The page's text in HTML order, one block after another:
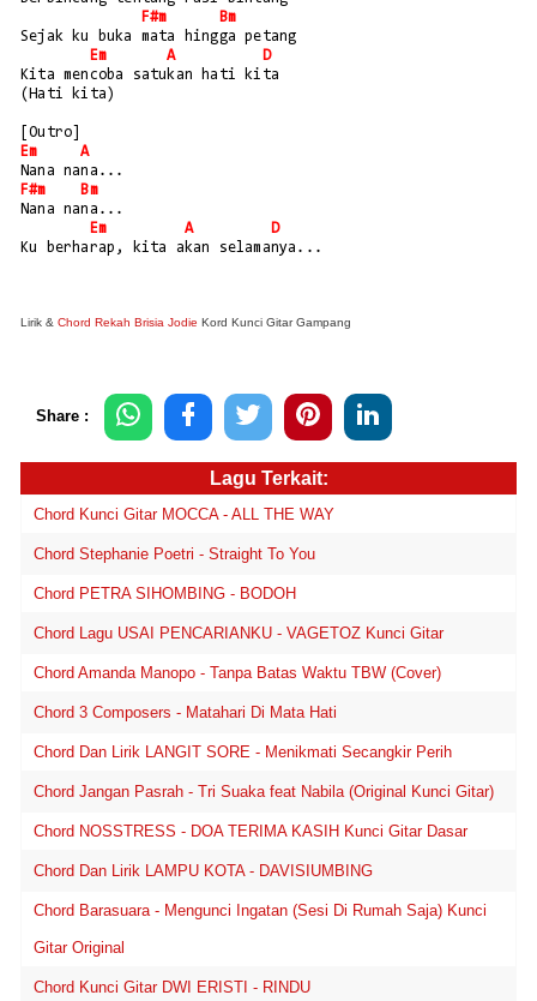
F#m
Bm
Sejak ku buka mata hingga petang
Em
A
D
Kita mencoba satukan hati kita
(Hati kita)
[Outro]
Em
A
Nana nana...
F#m
Bm
Nana nana...
Em
A
D
Ku berharap, kita akan selamanya...
Lirik & Chord Rekah Brisia Jodie Kord Kunci Gitar Gampang
Share :
Lagu Terkait:
Chord Kunci Gitar MOCCA - ALL THE WAY
Chord Stephanie Poetri - Straight To You
Chord PETRA SIHOMBING - BODOH
Chord Lagu USAI PENCARIANKU - VAGETOZ Kunci Gitar
Chord Amanda Manopo - Tanpa Batas Waktu TBW (Cover)
Chord 3 Composers - Matahari Di Mata Hati
Chord Dan Lirik LANGIT SORE - Menikmati Secangkir Perih
Chord Jangan Pasrah - Tri Suaka feat Nabila (Original Kunci Gitar)
Chord NOSSTRESS - DOA TERIMA KASIH Kunci Gitar Dasar
Chord Dan Lirik LAMPU KOTA - DAVISIUMBING
Chord Barasuara - Mengunci Ingatan (Sesi Di Rumah Saja) Kunci
Gitar Original
Chord Kunci Gitar DWI ERISTI - RINDU